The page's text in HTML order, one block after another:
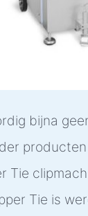
bijna
Tie
Tie is